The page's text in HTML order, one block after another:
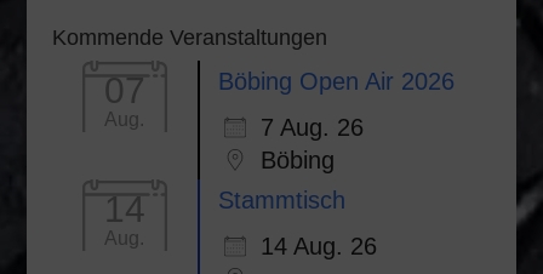
Kommende Veranstaltungen
07
Aug.
Böbing Open Air 2026
7 Aug. 26
Böbing
14
Aug.
Stammtisch
14 Aug. 26